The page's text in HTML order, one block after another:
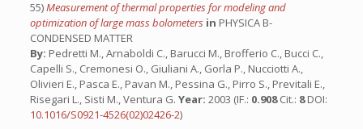
55)Measurement of thermal properties for modeling and
optimization of large mass bolometers in PHYSICA B-
CONDENSED MATTER
By: Pedretti M., Arnaboldi C., Barucci M., Brofferio C., Bucci C.,
Capelli S., Cremonesi O., Giuliani A., Gorla P., Nucciotti A.,
Olivieri E., Pasca E., Pavan M., Pessina G., Pirro S., Previtali E.,
Risegari L., Sisti M., Ventura G. Year: 2003 (IF.: 0.908Cit.: 8DOI:
10.1016/S0921-4526(02)02426-2)